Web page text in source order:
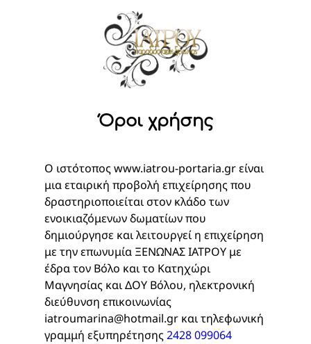
Όροι χρήσης
O ιστότοπος www.iatrou-portaria.gr είναι
μια εταιρική προβολή επιχείρησης που
δραστηριοποιείται στον κλάδο των
ενοικιαζόμενων δωματίων που
δημιούργησε και λειτουργεί η επιχείρηση
με την επωνυμία ΞΕΝΩΝΑΣ ΙΑΤΡΟΥ με
έδρα τον Βόλο και το Κατηχώρι
Μαγνησίας και ΔΟΥ Βόλου, ηλεκτρονική
διεύθυνση επικοινωνίας
iatroumarina@hotmail.gr και τηλεφωνική
γραμμή εξυπηρέτησης 2428 099064